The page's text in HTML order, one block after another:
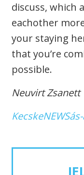
discuss, which
eachother
your staying
that you’re
possible.
Neuvirt Zsanett